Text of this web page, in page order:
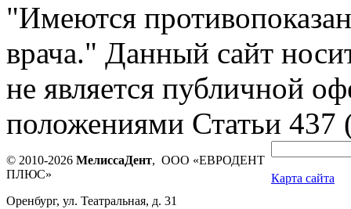
"Имеются
врача." Данный сайт
не является публичной
положениями Статьи
© 2010-2026 МелиссаДент, ООО «ЕВРОДЕНТ
ПЛЮС»
Оренбург, ул. Театральная, д. 31
Карта сайта